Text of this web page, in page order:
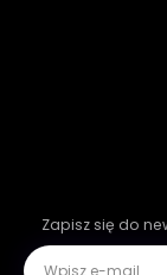
Zapisz się do